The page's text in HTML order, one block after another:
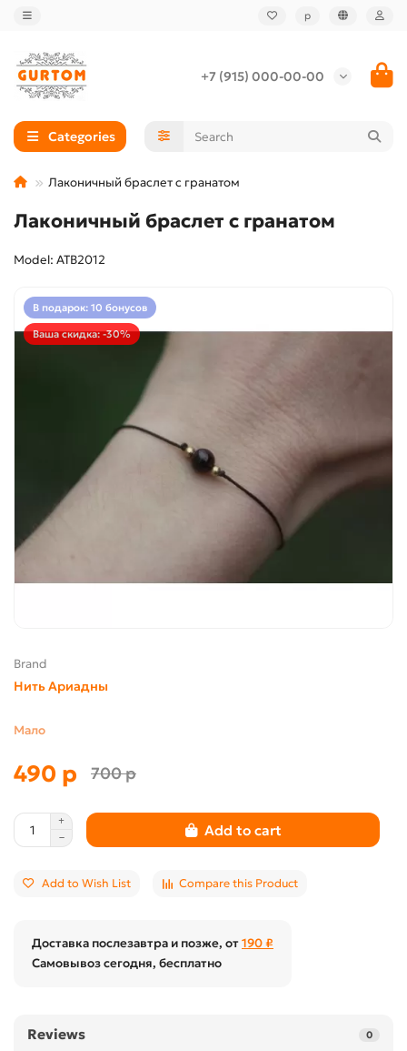
р
+7 (915) 000-00-00
Categories
Лаконичный браслет с гранатом
Лаконичный браслет с гранатом
Model: ATB2012
В подарок: 10 бонусов
Ваша скидка: -30%
Brand
Нить Ариадны
Мало
490 р 700 р
Add to cart
Add to Wish List Compare this Product
Доставка послезавтра и позже, от190 ₽
Самовывоз сегодня, бесплатно
Reviews 0